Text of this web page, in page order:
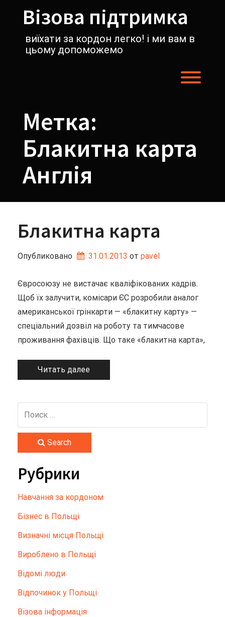
содержимомуВізова підтримка
виїхати за кордон легко! і ми вам в
цьому допоможемо
Метка:
Блакитна карта
Англія
Блакитна карта
Опубликовано 31.01.2013 от pavel
Євросоюзу не вистачає кваліфікованих кадрів.
Щоб їх залучити, комісари ЄС розробили аналог
американської грінкарти — «блакитну карту» —
спеціальний дозвіл на роботу та тимчасове
проживання фахівців. Що таке «блакитна карта»,
Читать далее
Search
Рубрики
Hавчання за кордоном
Бізнес в Польщі
Визначні місця Польщі
Вироблено в Польщі
Відомі люди
Відпочинок у Польщі
Візова інформація